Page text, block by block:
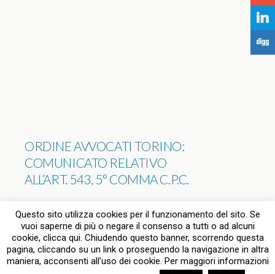
ORDINE AVVOCATI TORINO:
COMUNICATO RELATIVO
ALL’ART. 543, 5° COMMA C.P.C.
Torna su
Questo sito utilizza cookies per il funzionamento del sito. Se
vuoi saperne di più o negare il consenso a tutti o ad alcuni
cookie, clicca qui. Chiudendo questo banner, scorrendo questa
pagina, cliccando su un link o proseguendo la navigazione in altra
maniera, acconsenti all'uso dei cookie. Per maggiori informazioni
j
F